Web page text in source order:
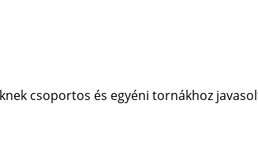
csoportos és egyéni tornákhoz